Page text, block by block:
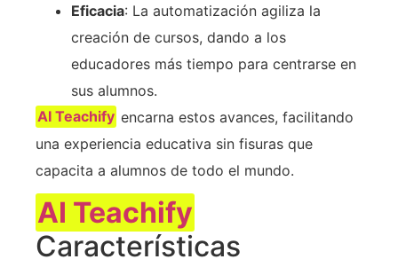
Eficacia: La automatización agiliza la
creación de cursos, dando a los
educadores más tiempo para centrarse en
sus alumnos.
AI Teachify encarna estos avances, facilitando
una experiencia educativa sin fisuras que
capacita a alumnos de todo el mundo.
AI Teachify
Características